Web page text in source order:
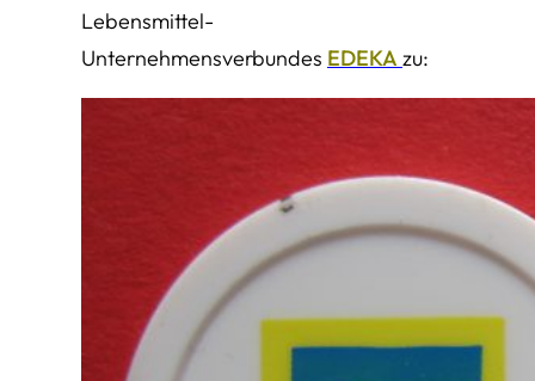
Lebensmittel-
Unternehmensverbundes EDEKA zu: